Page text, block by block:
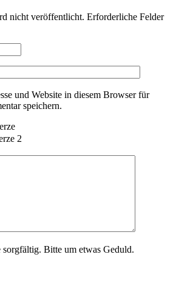
nicht veröffentlicht. Erforderliche Felder
und Website in diesem Browser für
speichern.
Bitte um etwas Geduld.